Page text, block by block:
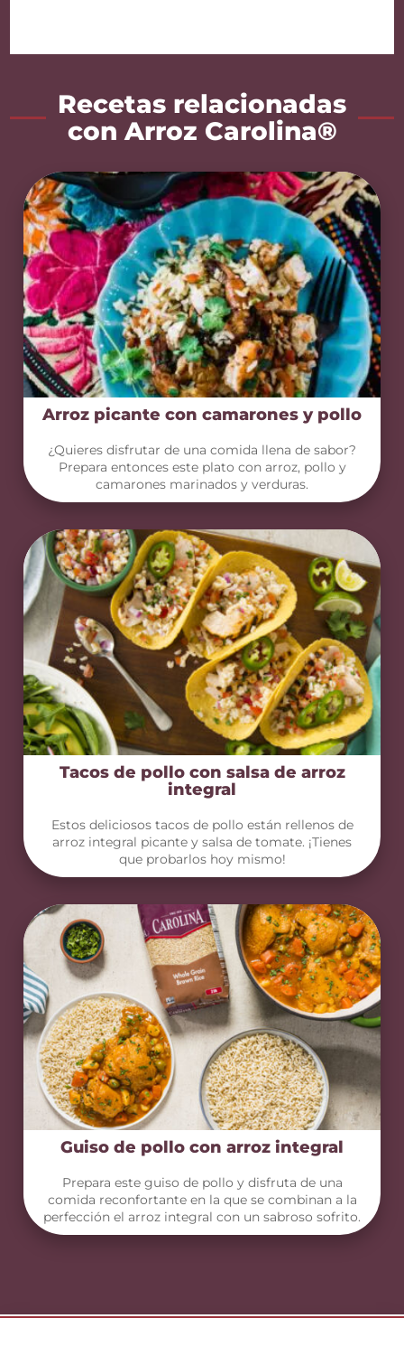
Recetas relacionadas
con Arroz Carolina®
Arroz picante con camarones y pollo
¿Quieres disfrutar de una comida llena de sabor?
Prepara entonces este plato con arroz, pollo y
camarones marinados y verduras.
Tacos de pollo con salsa de arroz
integral
Estos deliciosos tacos de pollo están rellenos de
arroz integral picante y salsa de tomate. ¡Tienes
que probarlos hoy mismo!
Guiso de pollo con arroz integral
Prepara este guiso de pollo y disfruta de una
comida reconfortante en la que se combinan a la
perfección el arroz integral con un sabroso sofrito.